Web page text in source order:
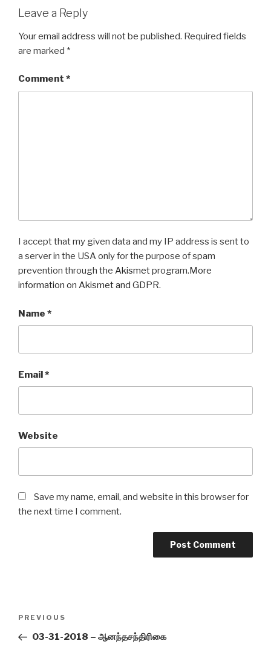
Leave a Reply
Your email address will not be published. Required fields
are marked *
Comment *
I accept that my given data and my IP address is sent to
a server in the USA only for the purpose of spam
prevention through the Akismetprogram. More
information on Akismet and GDPR.
Name *
Email*
Website
Save my name, email, and website in this browser for
the next time I comment.
Previous
Post
PREVIOUS
03-31-2018 – ஆனந்தசந்திரிகை